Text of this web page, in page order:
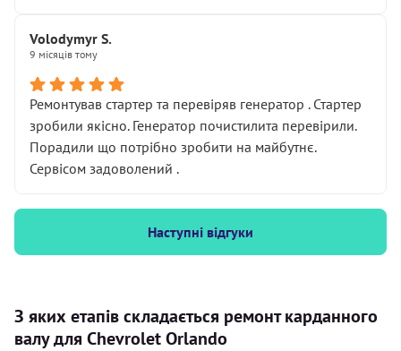
Volodymyr S.
9 місяців тому
Ремонтував стартер та перевіряв генератор . Стартер
зробили якісно. Генератор почистилита перевірили.
Порадили що потрібно зробити на майбутнє.
Сервісом задоволений .
Наступні відгуки
З яких етапів складається ремонт карданного
валу для Chevrolet Orlando